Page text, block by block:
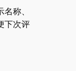
称、
下次评